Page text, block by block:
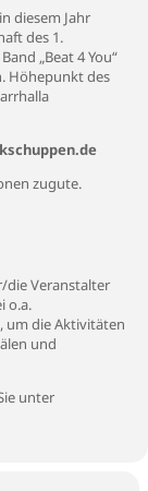
diesem Jahr
des 1.
„Beat 4 You“
Höhepunkt des
zugute.
die Veranstalter
o.a.
um die Aktivitäten
und
unter